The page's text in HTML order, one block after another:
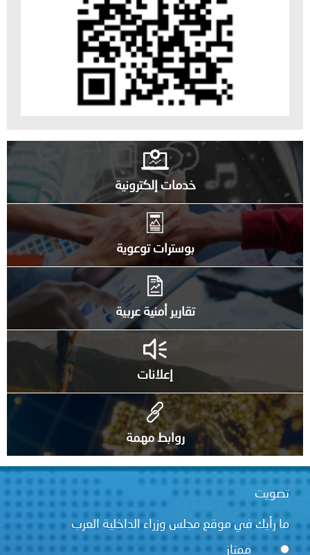
خدمات إلكترونية
بوسترات توعوية
تقارير أمنية عربية
إعلانات
روابط مهمة
في موقع مجلس وزراء الداخلية العرب
ممتاز